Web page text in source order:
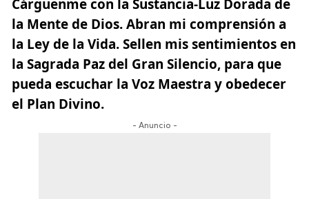
Cárguenme con la Sustancia-Luz Dorada de
la Mente de Dios. Abran mi comprensión a
la Ley de la Vida. Sellen mis sentimientos en
la Sagrada Paz del Gran Silencio, para que
pueda escuchar la Voz Maestra y obedecer
el Plan Divino.
- Anuncio -